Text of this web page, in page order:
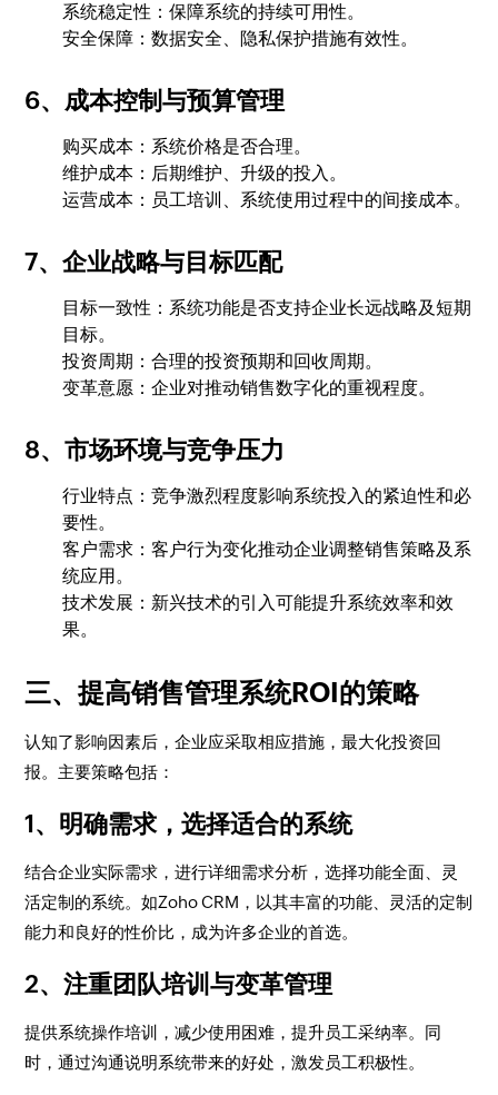
系统稳定性：保障系统的持续可用性。
安全保障：数据安全、隐私保护措施有效性。
6、成本控制与预算管理
购买成本：系统价格是否合理。
维护成本：后期维护、升级的投入。
运营成本：员工培训、系统使用过程中的间接成本。
7、企业战略与目标匹配
目标一致性：系统功能是否支持企业长远战略及短期
目标。
投资周期：合理的投资预期和回收周期。
变革意愿：企业对推动销售数字化的重视程度。
8、市场环境与竞争压力
行业特点：竞争激烈程度影响系统投入的紧迫性和必
要性。
客户需求：客户行为变化推动企业调整销售策略及系
统应用。
技术发展：新兴技术的引入可能提升系统效率和效
果。
三、提高销售管理系统ROI的策略
认知了影响因素后，企业应采取相应措施，最大化投资回
报。主要策略包括：
1、明确需求，选择适合的系统
结合企业实际需求，进行详细需求分析，选择功能全面、灵
活定制的系统。如Zoho CRM，以其丰富的功能、灵活的定制
能力和良好的性价比，成为许多企业的首选。
2、注重团队培训与变革管理
提供系统操作培训，减少使用困难，提升员工采纳率。同
时，通过沟通说明系统带来的好处，激发员工积极性。